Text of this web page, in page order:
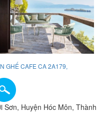
GHẾ CAFE CA 2A179,
Huyện Hóc Môn, Thành